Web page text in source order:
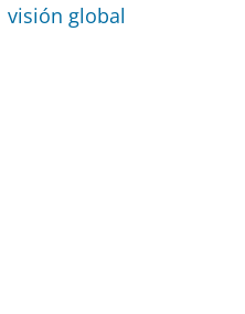
visión global